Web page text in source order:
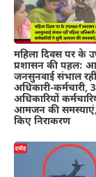
महिला दिवस पर के
प्रशासन की पहल:
जनसुनवाई संभाल
अधिकारी-कर्मचारी,
अधिकारियों
आमजन की
किए निराकरण